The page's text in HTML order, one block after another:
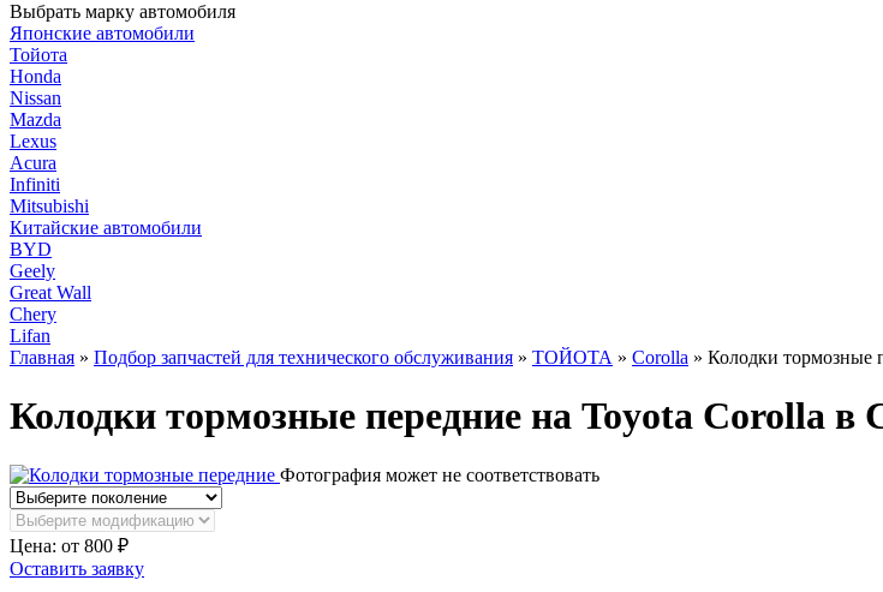
Выбрать марку автомобиля
Японские автомобили
Тойота
Honda
Nissan
Mazda
Lexus
Acura
Infiniti
Mitsubishi
Китайские автомобили
BYD
Geely
Great Wall
Chery
Lifan
Главная » Подбор запчастей для технического обслуживания » ТОЙОТА » Corolla » Колодки тормозные
Колодки тормозные передние на Toyota Corolla в
Фотография может не соответствовать
Цена: от 800 ₽
Оставить заявку